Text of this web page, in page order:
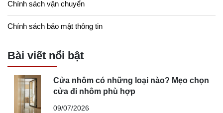
Chính sách vận chuyển
Chính sách bảo mật thông tin
Bài viết nổi bật
Cửa nhôm có những loại nào? Mẹo chọn
cửa đi nhôm phù hợp
09/07/2026